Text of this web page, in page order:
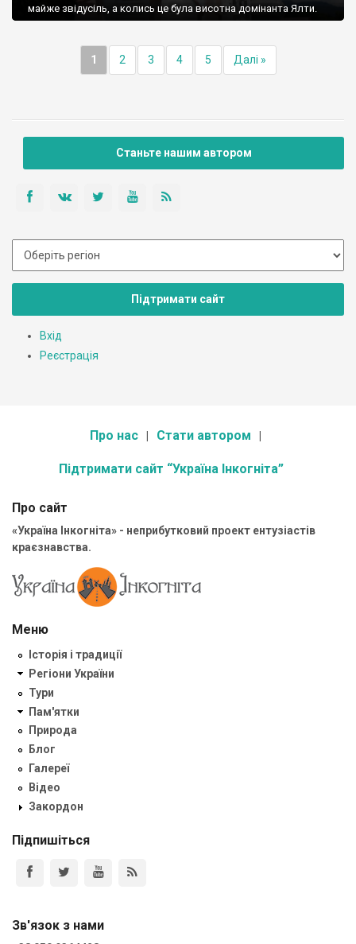
майже звідусіль, а колись це була висотна домінанта Ялти.
1 2 3 4 5 Далі »
Станьте нашим автором
Підтримати сайт
Вхід
Реєстрація
Про нас Стати автором
Підтримати сайт “Україна Інкогніта”
Про сайт
«Україна Інкогніта» - неприбутковий проект ентузіастів
краєзнавства.
Меню
Історія і традиції
Регіони України
Тури
Пам'ятки
Природа
Блог
Галереї
Відео
Закордон
Підпишіться
Зв'язок з нами